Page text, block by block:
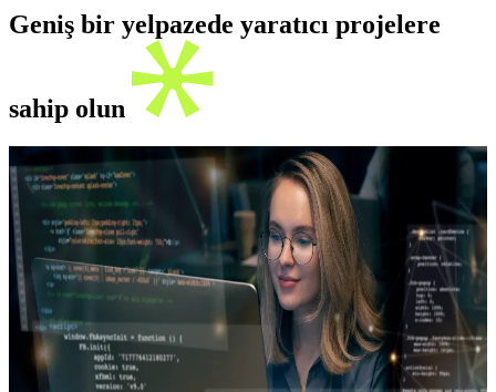
Geniş bir yelpazede yaratıcı projelere
sahip olun